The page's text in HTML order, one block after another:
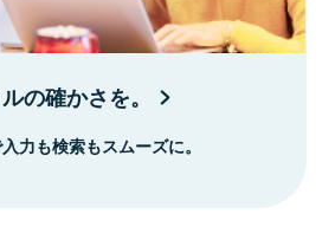
の確かさを。
力も検索もスムーズに。